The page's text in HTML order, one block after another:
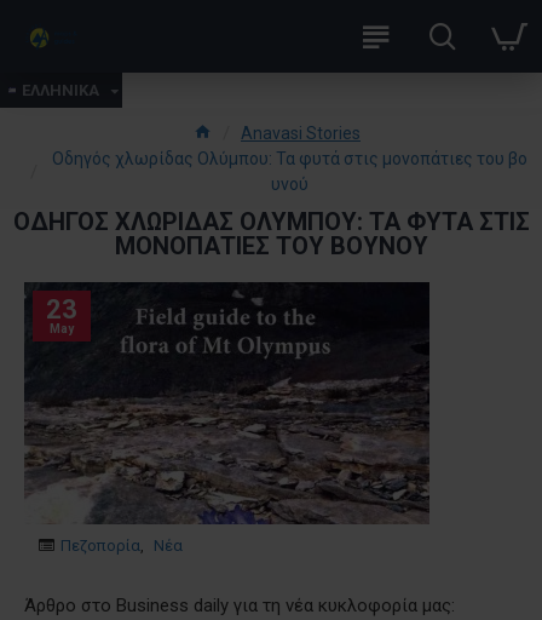
ΕΛΛΗΝΙΚΑ
Anavasi Stories
Οδηγός χλωρίδας Ολύμπου: Τα φυτά στις μονοπάτιες του βο
υνού
ΟΔΗΓΌΣ ΧΛΩΡΊΔΑΣ ΟΛΎΜΠΟΥ: ΤΑ ΦΥΤΆ ΣΤΙΣ
ΜΟΝΟΠΆΤΙΕΣ ΤΟΥ ΒΟΥΝΟΎ
23
May
Πεζοπορία, Νέα
Άρθρο στο Business daily για τη νέα κυκλοφορία μας: